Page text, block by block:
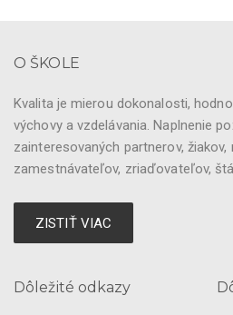
O ŠKOLE
Kvalita je mierou dokonalosti,
výchovy a vzdelávania. Naplnenie
zainteresovaných partnerov, žiakov,
zamestnávateľov, zriaďovateľov,
ZISTIŤ VIAC
Dôležité odkazy